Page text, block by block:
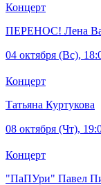
Концерт
ПЕРЕНОС! Лена
04 октября (Вс),
Концерт
Татьяна Куртукова
08 октября (Чт),
Концерт
"ПаПУри" Павел